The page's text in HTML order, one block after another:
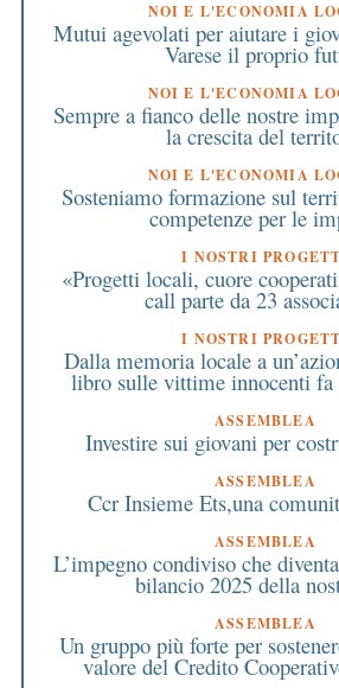
NOI E L'ECONOMIA
Mutui agevolati per aiutare i
Varese il proprio
NOI E L'ECONOMIA
Sempre a fianco delle nostre
la crescita del
NOI E L'ECONOMIA
Sosteniamo formazione sul
competenze per le
I NOSTRI
«Progetti locali, cuore
call parte da 23
I NOSTRI
Dalla memoria locale a
libro sulle vittime innocenti fa
ASSEMBLEA
Investire sui giovani per
ASSEMBLEA
Ccr Insieme Ets,una
ASSEMBLEA
L’impegno condiviso che
bilancio 2025 della
ASSEMBLEA
Un gruppo più forte per
valore del Credito